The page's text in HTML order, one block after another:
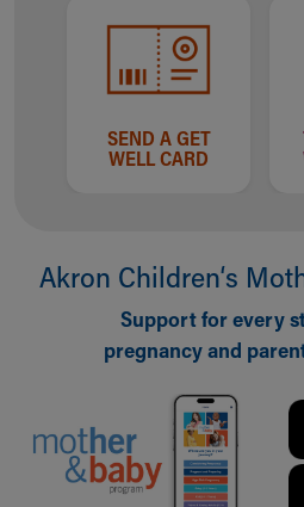
SEND A GET
WELL CARD
Akron Children‘s
Support for every
pregnancy and